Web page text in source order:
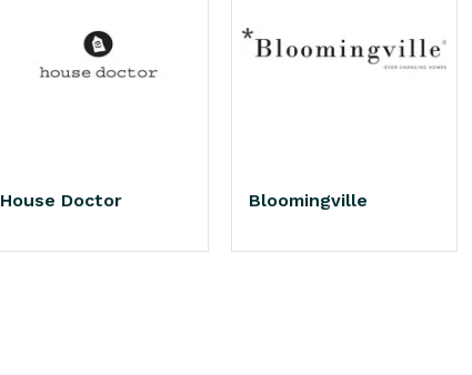
House Doctor Bloomingville